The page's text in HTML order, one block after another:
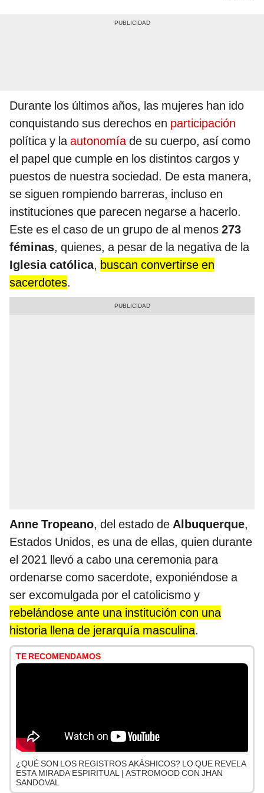
Durante los últimos años, las mujeres han ido
conquistando sus derechos en participación
política y laautonomíade su cuerpo, así como
el papel que cumple en los distintos cargos y
puestos de nuestra sociedad. De esta manera,
se siguen rompiendo barreras, incluso en
instituciones que parecen negarse a hacerlo.
Este es el caso de un grupo de al menos 273
féminas, quienes, a pesar de la negativa de la
Iglesia católica, buscan convertirse en
sacerdotes.
Anne Tropeano, del estado de Albuquerque,
Estados Unidos, es una de ellas, quien durante
el 2021 llevó a cabo una ceremonia para
ordenarse como sacerdote, exponiéndose a
ser excomulgada por el catolicismo y
rebelándose ante una institución con una
historia llena de jerarquía masculina.
TE RECOMENDAMOS
¿QUÉ SON LOS REGISTROS AKÁSHICOS? LO QUE REVELA
ESTA MIRADA ESPIRITUAL | ASTROMOOD CON JHAN
SANDOVAL